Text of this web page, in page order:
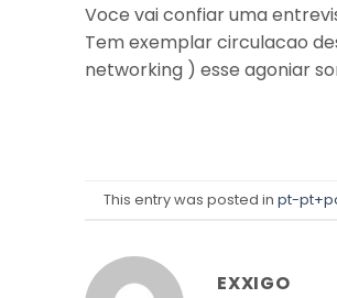
Voce vai confiar uma
Tem exemplar circulacao
networking ) esse agoniar
This entry was posted in pt-
EXXIGO